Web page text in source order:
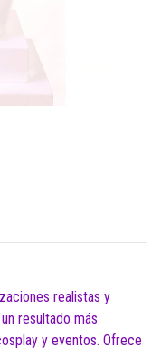
realistas y
resultado más
y eventos. Ofrece